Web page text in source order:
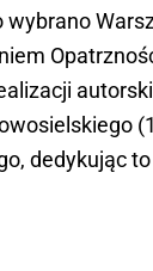
dedykując